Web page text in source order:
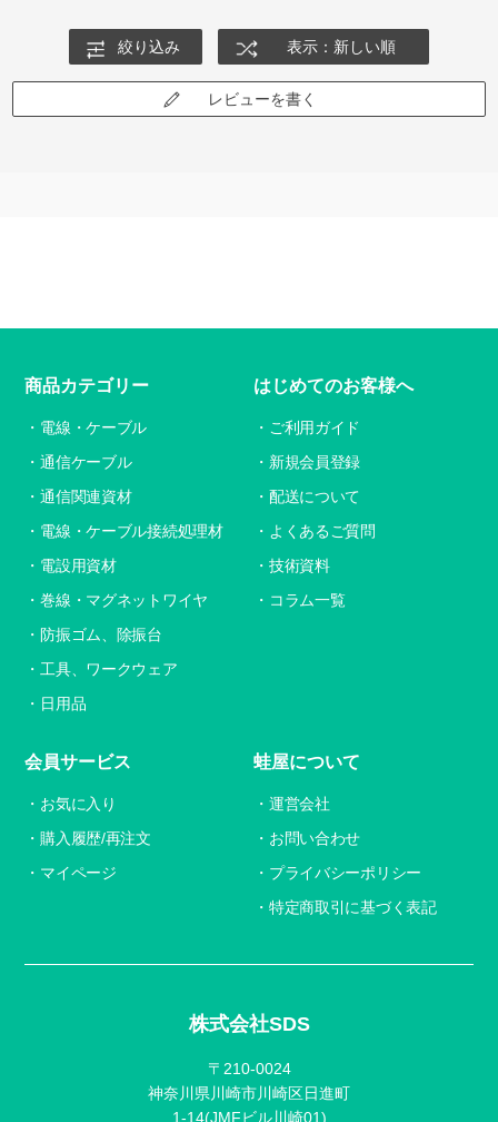
絞り込み 表示：新しい順
レビューを書く
株式会社SDS
〒210-0024
神奈川県川崎市川崎区日進町
1-14(JMFビル川崎01)
商品カテゴリー
電線・ケーブル
通信ケーブル
通信関連資材
電線・ケーブル接続処理材
電設用資材
巻線・マグネットワイヤ
防振ゴム、除振台
工具、ワークウェア
日用品
はじめてのお客様へ
ご利用ガイド
新規会員登録
配送について
よくあるご質問
技術資料
コラム一覧
会員サービス
お気に入り
購入履歴/再注文
マイページ
蛙屋について
運営会社
お問い合わせ
プライバシーポリシー
特定商取引に基づく表記